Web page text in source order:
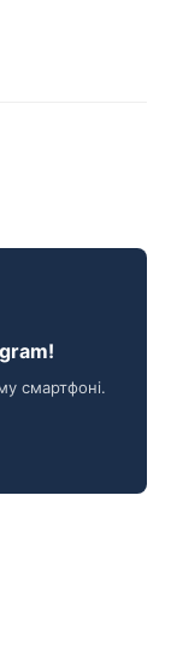
смартфоні.